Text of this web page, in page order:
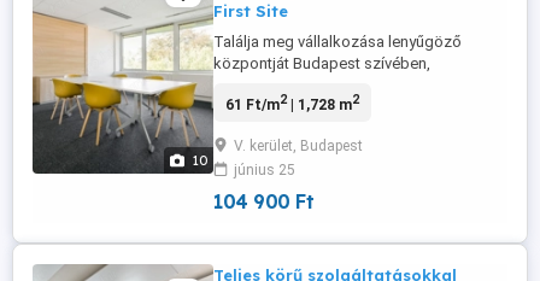
10
First Site
Találja meg vállalkozása lenyűgöző
központját Budapest szívében,
impozáns kilátást a First Site felső két
amely közel helyezkedik el a 2-es és 3-as
metróvonalhoz, valamint fontos busz- és
villamosjáratokhoz. Dolgozzon
61 Ft/m2| 1,728 m2
V. kerület, Budapest
június 25
104 900 Ft
Teljes körű szolgáltatásokkal